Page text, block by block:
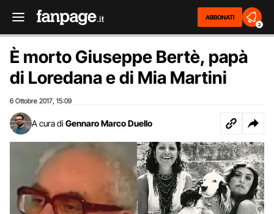
ABBONATI
2
È morto Giuseppe Bertè, papà
di Loredana e di Mia Martini
6 Ottobre 2017 15:09
A cura di Gennaro Marco Duello